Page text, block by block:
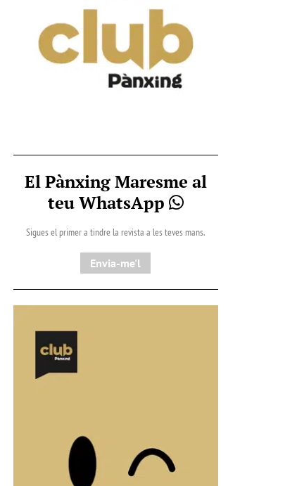
El Pànxing Maresme al
teu WhatsApp
Sigues el primer a tindre la revista a les teves mans.
Envia-me'l